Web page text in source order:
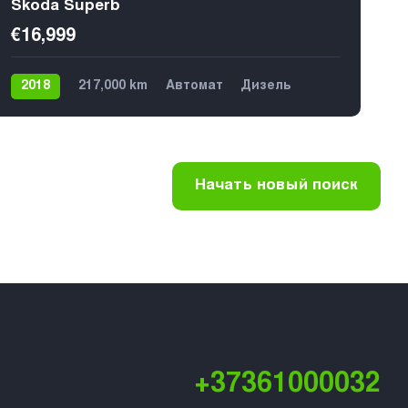
Skoda Superb
€16,999
2018 217,000 km Автомат
Дизель
Начать новый поиск
+37361000032